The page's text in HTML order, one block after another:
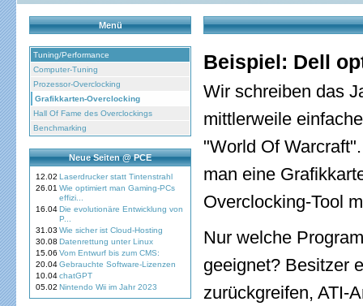
Menü
Tuning/Performance
Computer-Tuning
Prozessor-Overclocking
Grafikkarten-Overclocking
Hall Of Fame des Overclockings
Benchmarking
Neue Seiten @ PCE
12.02 Laserdrucker statt Tintenstrahl
26.01 Wie optimiert man Gaming-PCs
effizi...
16.04Die evolutionäre Entwicklung von
P...
31.03 Wie sicher ist Cloud-Hosting
30.08 Datenrettung unter Linux
15.06 Vom Entwurf bis zum CMS:
20.04Gebrauchte Software-Lizenzen
10.04chatGPT
05.02 Nintendo Wii im Jahr 2023
Beispiel: Dell
Wir schreiben das
mittlerweile
"World Of
man eine
Overclocking-Tool
Nur welche
geeignet? Besitzer
zurückgreifen, ATI-